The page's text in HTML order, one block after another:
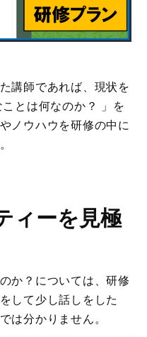
講師であれば、現状を
とは何なのか？ 」を
ノウハウを研修の中に
ィーを見極
か？については、研修
して少し話しをした
は分かりません。